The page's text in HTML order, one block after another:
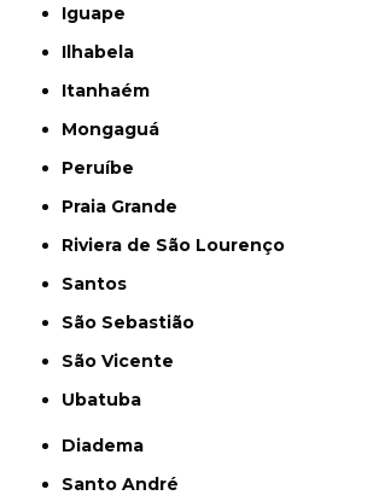
Iguape
Ilhabela
Itanhaém
Mongaguá
Peruíbe
Praia Grande
Riviera de São Lourenço
Santos
São Sebastião
São Vicente
Ubatuba
Diadema
Santo André